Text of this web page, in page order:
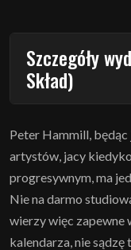
Szczegóły
Skład)
Peter Hammill,
artystów, jacy
progresywnym, ma
Nie na darmo
wierzy więc zapewne
kalendarza, nie